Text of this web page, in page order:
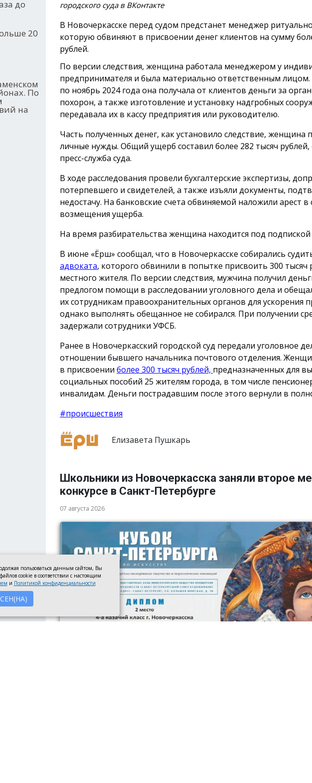
до
20
По
на
городского суда в ВКонтакте
В Новочеркасске перед судом предстанет менеджер
которую обвиняют в присвоении денег клиентов на сумму
рублей.
По версии следствия, женщина работала менеджером у
предпринимателя и была материально ответственным лицом.
по ноябрь 2024 года она получала от клиентов деньги за
похорон, а также изготовление и установку надгробных
передавала их в кассу предприятия или руководителю.
Часть полученных денег, как установило следствие, женщина
личные нужды. Общий ущерб составил более 282 тысяч
пресс-служба суда.
В ходе расследования провели бухгалтерские экспертизы,
потерпевшего и свидетелей, а также изъяли документы,
недостачу. На банковские счета обвиняемой наложили арест в
возмещения ущерба.
На время разбирательства женщина находится под
В июне «Ёрш» сообщал, что в Новочеркасске собирались
адвоката, которого обвинили в попытке присвоить 300 тысяч
местного жителя. По версии следствия, мужчина получил
предлогом помощи в расследовании уголовного дела и
их сотрудникам правоохранительных органов для ускорения
однако выполнять обещанное не собирался. При получении
задержали сотрудники УФСБ.
Ранее в Новочеркасский городской суд передали уголовное
отношении бывшего начальника почтового отделения.
в присвоении более 300 тысяч рублей, предназначенных для
социальных пособий 25 жителям города, в том числе
инвалидам. Деньги пострадавшим после этого вернули в
#происшествия
Елизавета Пушкарь
Школьники из Новочеркасска заняли второе
конкурсе в Санкт-Петербурге
07 августа 2026
пользоваться данным сайтом, Вы
cookie в соответствии с настоящим
и Политикой конфиденциальности